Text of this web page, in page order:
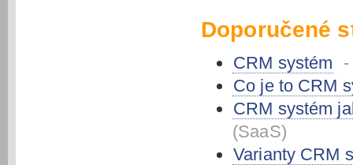
Doporučené
CRM systém
Co je to CRM
CRM systém
(SaaS)
Varianty CRM